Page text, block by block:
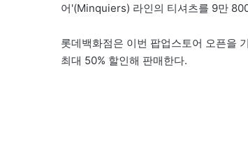
어'(Minquiers) 라인의 티셔츠를 9만
롯데백화점은 이번 팝업스토어 오픈을
최대 50% 할인해 판매한다.